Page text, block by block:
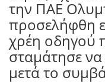
την ΠΑΕ
προσελήφθη
χρέη οδηγού
σταμάτησε να
μετά το